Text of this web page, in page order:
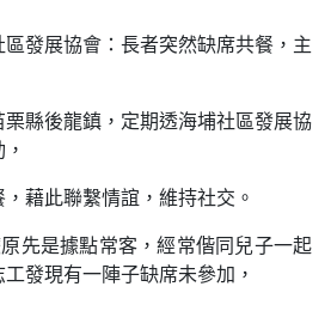
發展協會：長者突然缺席共餐，主
縣後龍鎮，定期透海埔社區發展協
藉此聯繫情誼，維持社交。
先是據點常客，經常偕同兒子一起
發現有一陣子缺席未參加，